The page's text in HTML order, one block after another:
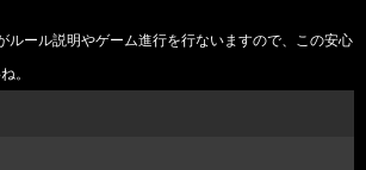
ルール説明やゲーム進行を行ないますので、この安心
。